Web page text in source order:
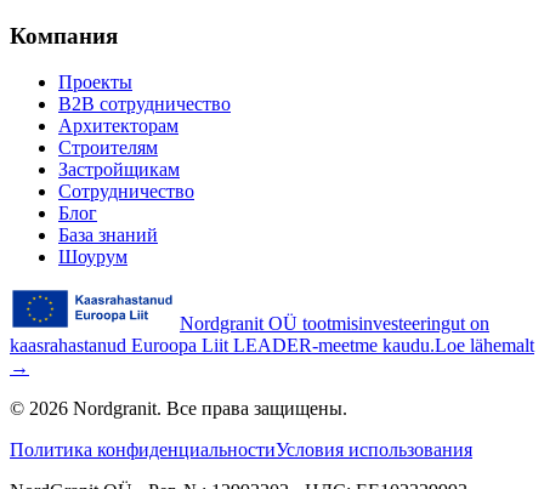
Компания
Проекты
B2B сотрудничество
Архитекторам
Строителям
Застройщикам
Сотрудничество
Блог
База знаний
Шоурум
Nordgranit OÜ tootmisinvesteeringut on
kaasrahastanud Euroopa Liit LEADER-meetme kaudu.Loe lähemalt
→
© 2026 Nordgranit. Все права защищены.
Политика конфиденциальностиУсловия использования